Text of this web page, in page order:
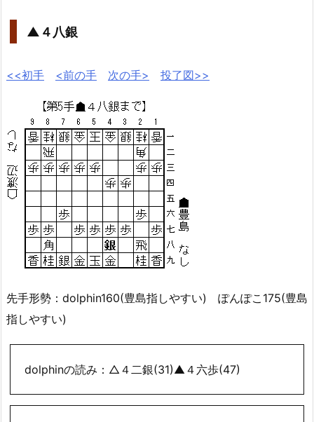
▲４八銀
<<初手 <前の手 次の手> 投了図>>
先手形勢：dolphin160(豊島指しやすい) ぽんぽこ175(豊島
指しやすい)
dolphinの読み：△４二銀(31)▲４六歩(47)